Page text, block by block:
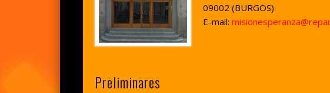
09002 (BURGOS)
E-mail:
Preliminares